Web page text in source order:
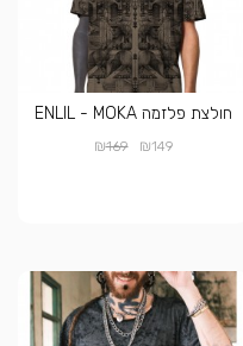
חולצת פלזמה ENLIL - MOKA
₪149
₪169